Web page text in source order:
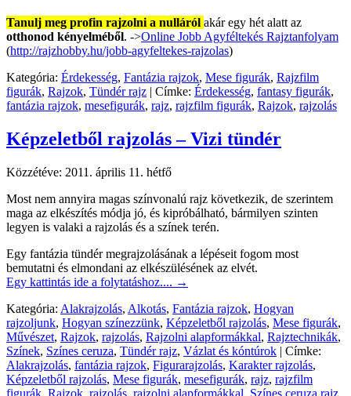
Tanulj meg profin rajzolni a nulláról akár egy hét alatt az
otthonod kényelméből. ->Online Jobb Agyféltekés Rajztanfolyam
(http://rajzhobby.hu/jobb-agyfeltekes-rajzolas)
Kategória: Érdekesség, Fantázia rajzok, Mese figurák, Rajzfilm
figurák, Rajzok, Tündér rajz | Címke: Érdekesség, fantasy figurák,
fantázia rajzok, mesefigurák, rajz, rajzfilm figurák, Rajzok, rajzolás
Képzeletből rajzolás – Vizi tündér
Közzétéve: 2011. április 11. hétfő
Most nem annyira magas színvonalú rajz következik, de szerintem
maga az elkészítés módja jó, és kipróbálható, bármilyen szinten
legyen is valaki a rajzolás és a színek terén.
Egy fantázia tündér megrajzolásának a lépéseit fogom most
bemutatni és elmondani az elkészülésének az elvét.
Egy kattintás ide a folytatáshoz.... →
Kategória: Alakrajzolás, Alkotás, Fantázia rajzok, Hogyan
rajzoljunk, Hogyan színezzünk, Képzeletből rajzolás, Mese figurák,
Művészet, Rajzok, rajzolás, Rajzolni alapformákkal, Rajztechnikák,
Színek, Színes ceruza, Tündér rajz, Vázlat és kóntúrok | Címke:
Alakrajzolás, fantázia rajzok, Figurarajzolás, Karakter rajzolás,
Képzeletből rajzolás, Mese figurák, mesefigurák, rajz, rajzfilm
figurák Rajzok rajzolás rajzolni alapformákkal Színes ceruza rajz